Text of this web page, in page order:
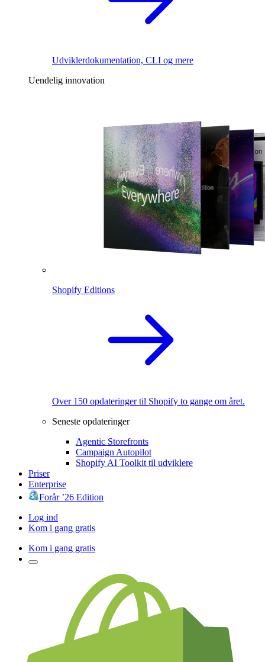
Udviklerdokumentation, CLI og mere
Uendelig innovation
Shopify Editions
Over 150 opdateringer til Shopify to gange om året.
Seneste opdateringer
Agentic Storefronts
Campaign Autopilot
Shopify AI Toolkit til udviklere
Priser
Enterprise
Forår ’26 Edition
Log ind
Kom i gang gratis
Kom i gang gratis